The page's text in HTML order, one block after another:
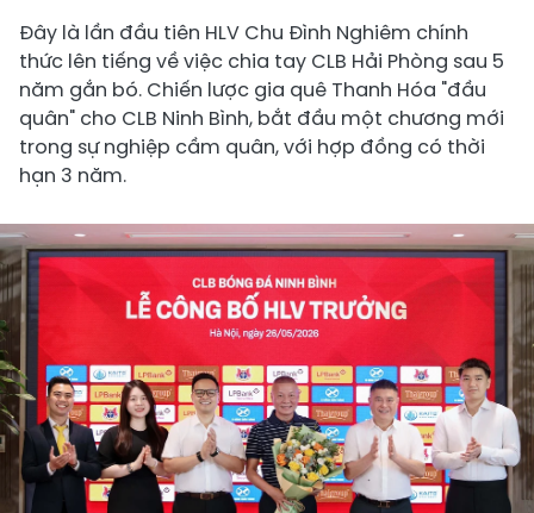
Đây là lần đầu tiên HLV Chu Đình Nghiêm chính
thức lên tiếng về việc chia tay CLB Hải Phòng sau 5
năm gắn bó. Chiến lược gia quê Thanh Hóa "đầu
quân" cho CLB Ninh Bình, bắt đầu một chương mới
trong sự nghiệp cầm quân, với hợp đồng có thời
hạn 3 năm.